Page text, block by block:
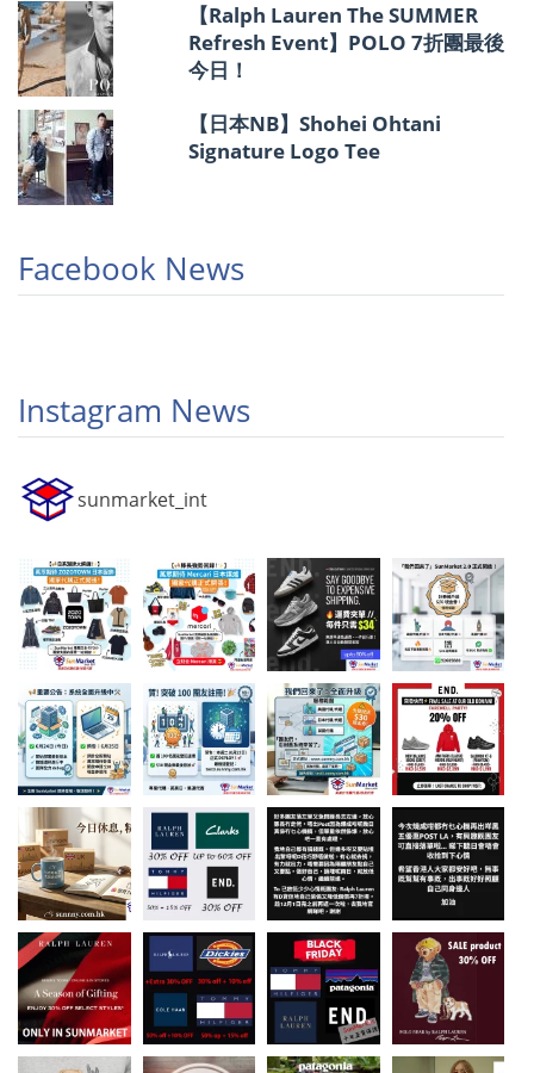
【Ralph Lauren The SUMMER
Refresh Event】POLO 7折團最後
今日！
【日本NB】Shohei Ohtani
Signature Logo Tee
Facebook News
Instagram News
sunmarket_int